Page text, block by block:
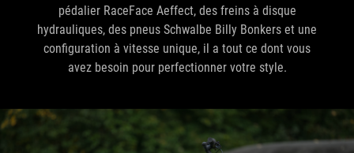
pédalier RaceFace Aeffect, des freins à disque
hydrauliques, des pneus Schwalbe Billy Bonkers et une
configuration à vitesse unique, il a tout ce dont vous
avez besoin pour perfectionner votre style.